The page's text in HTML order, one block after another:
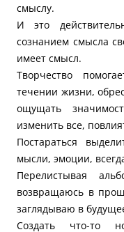
смыслу.
И это
сознанием смысла
имеет смысл.
Творчество
течении жизни,
ощущать
изменить все,
Постараться
мысли, эмоции,
Перелистывая
возвращаюсь в
заглядываю в
Создать что-то